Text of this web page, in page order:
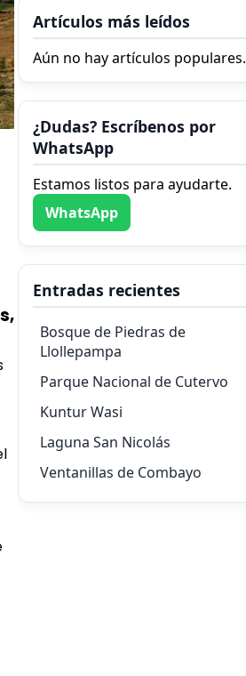
Artículos más leídos
Aún no hay artículos populares.
¿Dudas? Escríbenos por
WhatsApp
Estamos listos para ayudarte.
WhatsApp
Entradas recientes
Bosque de Piedras de
Llollepampa
Parque Nacional de Cutervo
Kuntur Wasi
Laguna San Nicolás
Ventanillas de Combayo